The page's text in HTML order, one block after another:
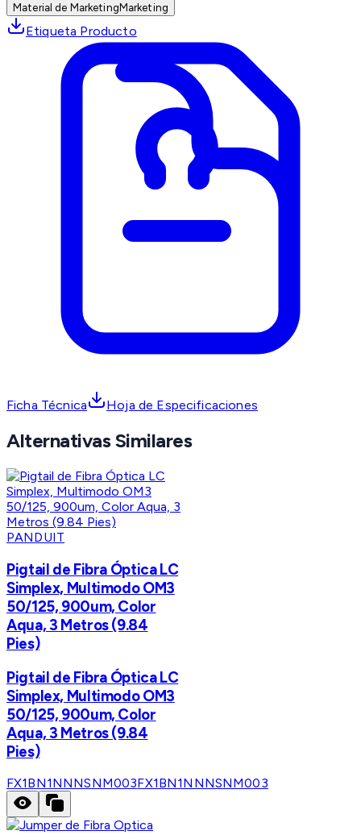
Material de MarketingMarketing
Etiqueta Producto
Ficha Técnica Hoja de Especificaciones
Alternativas Similares
PANDUIT
Pigtail de Fibra Óptica LC
Simplex, Multimodo OM3
50/125, 900um, Color
Aqua, 3 Metros (9.84
Pies)
Pigtail de Fibra Óptica LC
Simplex, Multimodo OM3
50/125, 900um, Color
Aqua, 3 Metros (9.84
Pies)
FX1BN1NNNSNM003FX1BN1NNNSNM003